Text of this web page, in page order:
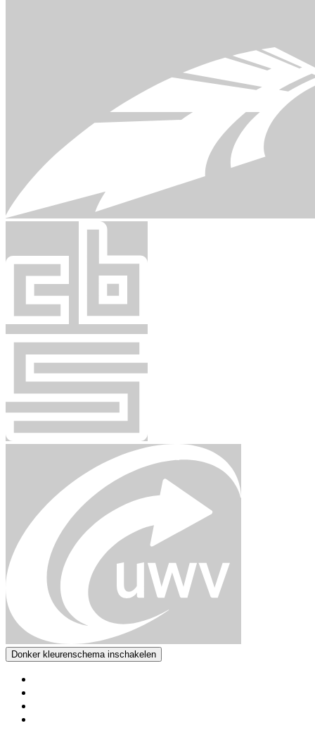
Donker kleurenschema inschakelen